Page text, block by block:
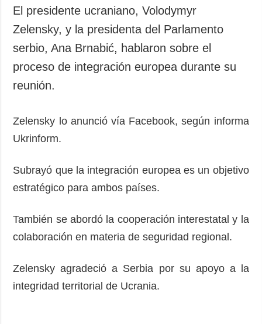
ADICIONAL
Podcasts
Publicaciones
Entrevistas
Fotos
Releases
SERVICIOS
Suscripción
Banco de
imágenes
El presidente ucraniano, Volodymyr
Zelensky, y la presidenta del Parlamento
serbio, Ana Brnabić, hablaron sobre el
proceso de integración europea durante su
reunión.
Zelensky lo anunció vía Facebook, según informa
Ukrinform.
Subrayó que la integración europea es un objetivo
estratégico para ambos países.
También se abordó la cooperación interestatal y la
colaboración en materia de seguridad regional.
Zelensky agradeció a Serbia por su apoyo a la
integridad territorial de Ucrania.